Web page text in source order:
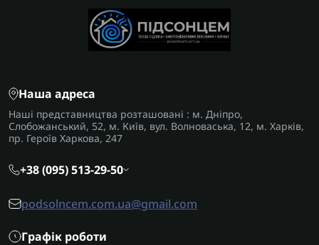
Наша адреса
Наші представництва розташовані : м. Дніпро,
Слобожанський, 52, м. Київ, вул. Волноваська, 12, м. Харків,
пр. Героїв Харкова, 247
+38 (095) 513-29-50
podsolncem.com.ua@gmail.com
Графік роботи